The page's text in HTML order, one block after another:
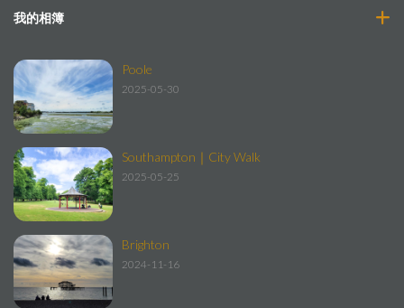
我的相簿
Poole
2025-05-30
Southampton｜City Walk
2025-05-25
Brighton
2024-11-16